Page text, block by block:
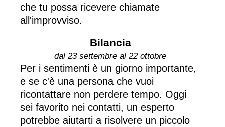
che tu possa ricevere chiamate
all'improvviso.
Bilancia
dal 23 settembre al 22 ottobre
Per i sentimenti è un giorno importante,
e se c'è una persona che vuoi
ricontattare non perdere tempo. Oggi
sei favorito nei contatti, un esperto
potrebbe aiutarti a risolvere un piccolo